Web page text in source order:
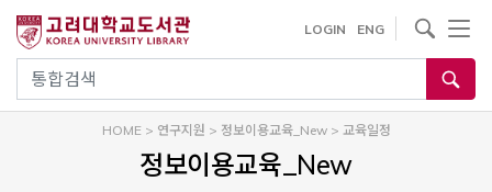
건
통합검색
LOGIN ENG
사이트내 검색
HOME> 연구지원 > 정보이용교육_New> 교육일정
정보이용교육_New